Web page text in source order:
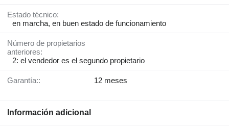
Estado técnico:
en marcha, en buen estado de funcionamiento
Número de propietarios
anteriores:
2: el vendedor es el segundo propietario
Garantía:: 12 meses
Información adicional